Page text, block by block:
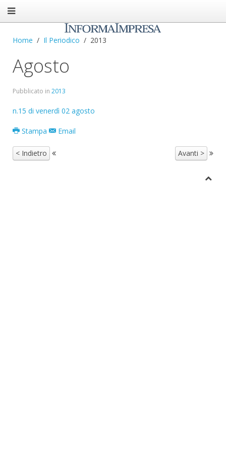
Home Il Periodico 2013
Agosto
Pubblicato in 2013
n.15 di venerdì 02 agosto
Stampa Email
< Indietro Avanti >